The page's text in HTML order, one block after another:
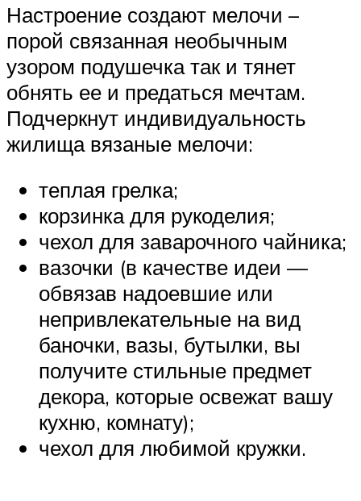
Настроение создают мелочи –
порой связанная необычным
узором подушечка так и тянет
обнять ее и предаться мечтам.
Подчеркнут индивидуальность
жилища вязаные мелочи:
теплая грелка;
корзинка для рукоделия;
чехол для заварочного чайника;
вазочки (в качестве идеи —
обвязав надоевшие или
непривлекательные на вид
баночки, вазы, бутылки, вы
получите стильные предмет
декора, которые освежат вашу
кухню, комнату);
чехол для любимой кружки.